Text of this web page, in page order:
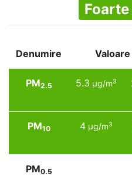
Denumire Valoare
PM2.5 5.3 µg/m3
PM10 4 µg/m3
PM0.5